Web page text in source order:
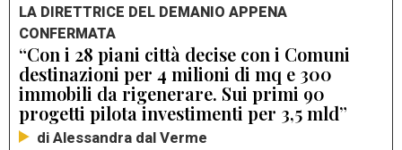
LA DIRETTRICE DEL DEMANIO APPENA
CONFERMATA
“Con i 28 piani città decise con i Comuni
destinazioni per 4 milioni di mq e 300
immobili da rigenerare. Sui primi 90
progetti pilota investimenti per 3,5 mld”
di Alessandra dal Verme